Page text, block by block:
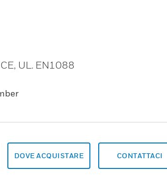
UL. EN1088
DOVE ACQUISTARE CONTATTACI